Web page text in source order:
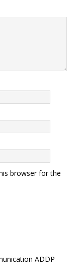
browser for the
ADDP